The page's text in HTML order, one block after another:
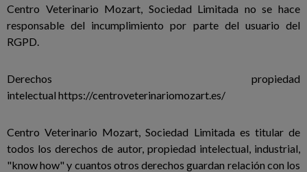
Centro Veterinario Mozart, Sociedad Limitada no se hace
responsable del incumplimiento por parte del usuario del
RGPD.
Derechos propiedad
intelectual https://centroveterinariomozart.es/
Centro Veterinario Mozart, Sociedad Limitada es titular de
todos los derechos de autor, propiedad intelectual, industrial,
"know how" y cuantos otros derechos guardan relación con los